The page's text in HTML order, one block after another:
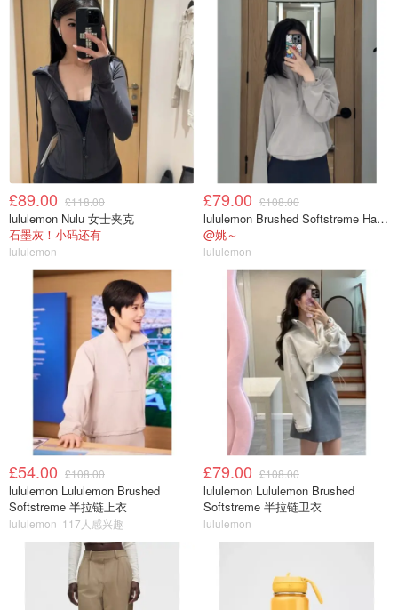
£89.00 £118.00
lululemon Nulu 女士夹克
石墨灰！小码还有
lululemon
£79.00 £108.00
lululemon Brushed Softstreme Half Zip 半拉链上衣
@姚～
lululemon
£54.00 £108.00
lululemon Lululemon Brushed
Softstreme 半拉链上衣
lululemon 117人感兴趣
£79.00 £108.00
lululemon Lululemon Brushed
Softstreme 半拉链卫衣
lululemon